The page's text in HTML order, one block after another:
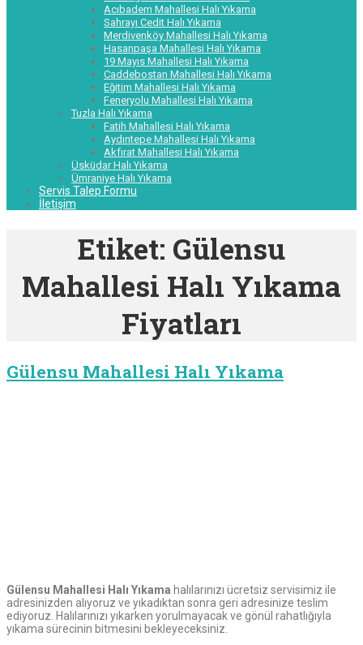
Acıbadem Mahallesi Halı Yıkama
Sahrayı Cedit Halı Yıkama
Merdivenköy Mahallesi Halı Yıkama
Hasanpaşa Mahallesi Halı Yıkama
19 Mayıs Mahallesi Halı Yıkama
Caddebostan Mahallesi Halı Yıkama
Eğitim Mahallesi Halı Yıkama
Feneryolu Mahallesi Halı Yıkama
Tuzla Halı Yıkama
Fatih Mahallesi Halı Yıkama
Aydıntepe Mahallesi Halı Yıkama
Akfırat Mahallesi Halı Yıkama
Üsküdar Halı Yıkama
Ümraniye Halı Yıkama
Servis Talep Formu
İletişim
Etiket: Gülensu
Mahallesi Halı Yıkama
Fiyatları
Gülensu Mahallesi Halı Yıkama
Gülensu Mahallesi Halı Yıkama halılarınızı ücretsiz servisimiz ile
adresinizden alıyoruz ve yıkadıktan sonra geri adresinize teslim
ediyoruz. Halılarınızı yıkarken yorulmayacak ve gönül rahatlığıyla
yıkama sürecinin bitmesini bekleyeceksiniz.